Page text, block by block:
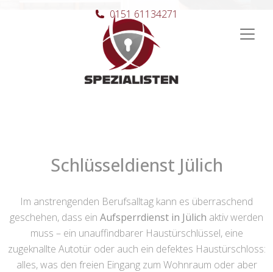
Hauptnavigation
0151 61134271
Schlüsseldienst Jülich
Im anstrengenden Berufsalltag kann es überraschend
geschehen, dass ein Aufsperrdienst in Jülich aktiv werden
muss – ein unauffindbarer Haustürschlüssel, eine
zugeknallte Autotür oder auch ein defektes Haustürschloss:
alles, was den freien Eingang zum Wohnraum oder aber